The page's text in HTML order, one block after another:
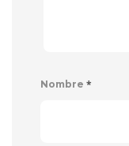
Nombre *